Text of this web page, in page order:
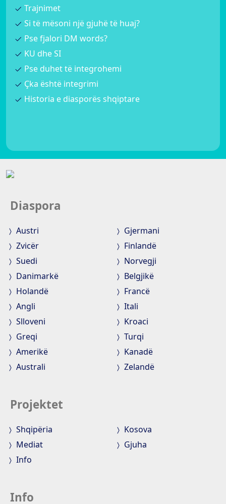
Trajnimet
Si të mësoni një gjuhë të huaj?
Pse fjalori DM words?
KU dhe SI
Pse duhet të integrohemi
Çka është integrimi
Historia e diasporës shqiptare
Diaspora
Austri
Gjermani
Zvicër
Finlandë
Suedi
Norvegji
Danimarkë
Belgjikë
Holandë
Francë
Angli
Itali
Slloveni
Kroaci
Greqi
Turqi
Amerikë
Kanadë
Australi
Zelandë
Projektet
Shqipëria
Kosova
Mediat
Gjuha
Info
Info